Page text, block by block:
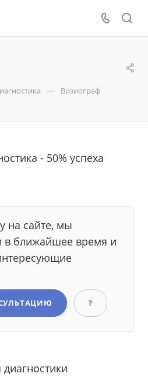
— Визиограф
- 50% успеха
на сайте, мы
в ближайшее время и
?